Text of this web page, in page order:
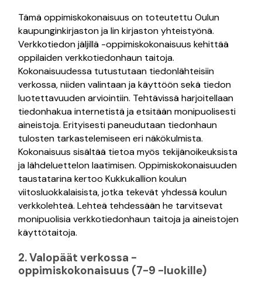
Tämä oppimiskokonaisuus on toteutettu Oulun
kaupunginkirjaston ja Iin kirjaston yhteistyönä.
Verkkotiedon jäljillä -oppimiskokonaisuus kehittää
oppilaiden verkkotiedonhaun taitoja.
Kokonaisuudessa tutustutaan tiedonlähteisiin
verkossa, niiden valintaan ja käyttöön sekä tiedon
luotettavuuden arviointiin. Tehtävissä harjoitellaan
tiedonhakua internetistä ja etsitään monipuolisesti
aineistoja. Erityisesti paneudutaan tiedonhaun
tulosten tarkastelemiseen eri näkökulmista.
Kokonaisuus sisältää tietoa myös tekijänoikeuksista
ja lähdeluettelon laatimisen. Oppimiskokonaisuuden
taustatarina kertoo Kukkukallion koulun
viitosluokkalaisista, jotka tekevät yhdessä koulun
verkkolehteä. Lehteä tehdessään he tarvitsevat
monipuolisia verkkotiedonhaun taitoja ja aineistojen
käyttötaitoja.
2. Valopäät verkossa -
oppimiskokonaisuus (7-9 -luokille)